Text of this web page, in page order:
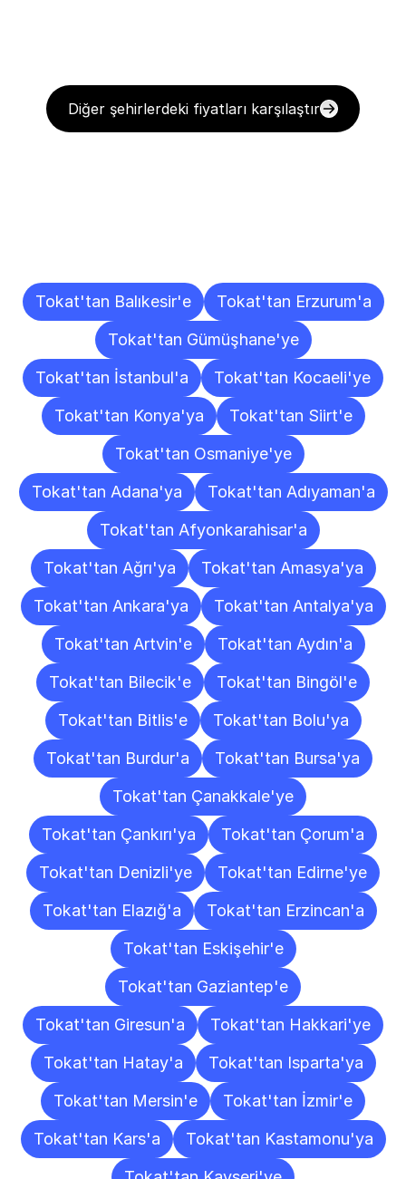
Diğer şehirlerdeki fiyatları karşılaştır
Tokat'tan Balıkesir'e
Tokat'tan Erzurum'a
Tokat'tan Gümüşhane'ye
Tokat'tan İstanbul'a
Tokat'tan Kocaeli'ye
Tokat'tan Konya'ya
Tokat'tan Siirt'e
Tokat'tan Osmaniye'ye
Tokat'tan Adana'ya
Tokat'tan Adıyaman'a
Tokat'tan Afyonkarahisar'a
Tokat'tan Ağrı'ya
Tokat'tan Amasya'ya
Tokat'tan Ankara'ya
Tokat'tan Antalya'ya
Tokat'tan Artvin'e
Tokat'tan Aydın'a
Tokat'tan Bilecik'e
Tokat'tan Bingöl'e
Tokat'tan Bitlis'e
Tokat'tan Bolu'ya
Tokat'tan Burdur'a
Tokat'tan Bursa'ya
Tokat'tan Çanakkale'ye
Tokat'tan Çankırı'ya
Tokat'tan Çorum'a
Tokat'tan Denizli'ye
Tokat'tan Edirne'ye
Tokat'tan Elazığ'a
Tokat'tan Erzincan'a
Tokat'tan Eskişehir'e
Tokat'tan Gaziantep'e
Tokat'tan Giresun'a
Tokat'tan Hakkari'ye
Tokat'tan Hatay'a
Tokat'tan Isparta'ya
Tokat'tan Mersin'e
Tokat'tan İzmir'e
Tokat'tan Kars'a
Tokat'tan Kastamonu'ya